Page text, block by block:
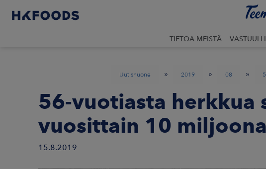
TIETOA MEISTÄ
Uutishuone » 2019 » 08 »
56-vuotiasta herkkua
vuosittain 10
15.8.2019